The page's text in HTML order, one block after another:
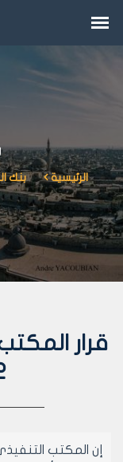
الرئيسية بنك
قرار
12
إن المكتب